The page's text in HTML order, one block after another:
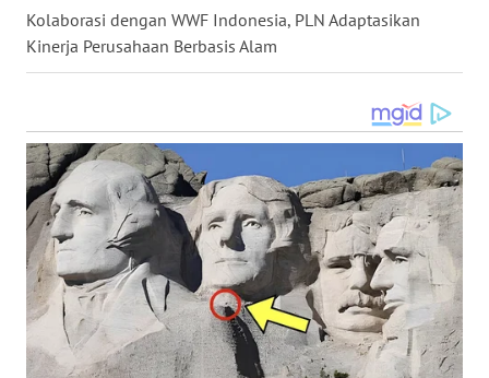
Kolaborasi dengan WWF Indonesia, PLN Adaptasikan
Kinerja Perusahaan Berbasis Alam
WN
LABUHANBATU
WN
TAPANULI
TENGAH
WN DELI
SERDANG